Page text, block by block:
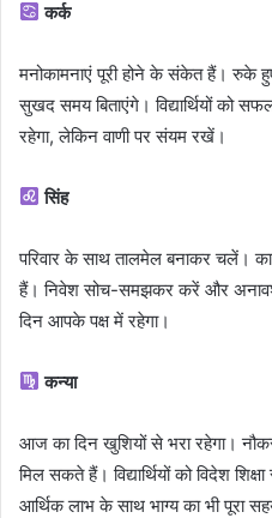
कर्क
मनोकामनाएं पूरी होने के संकेत हैं। रुके
सुखद समय बिताएंगे। विद्यार्थियों को
रहेगा, लेकिन वाणी पर संयम रखें।
सिंह
परिवार के साथ तालमेल बनाकर चलें।
हैं। निवेश सोच-समझकर करें और
दिन आपके पक्ष में रहेगा।
कन्या
आज का दिन खुशियों से भरा रहेगा।
मिल सकते हैं। विद्यार्थियों को विदेश
आर्थिक लाभ के साथ भाग्य का भी पूरा